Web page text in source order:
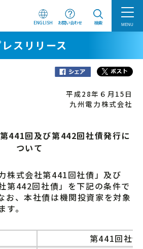
ENGLISH お問い合わせ 検索 MENU
レスリリース
平成28年６月15日
九州電力株式会社
441回及び第442回社債発行に
ついて
株式会社第441回社債」及び
第442回社債」を下記の条件で
お、本社債は機関投資家を対象
。
第441回社債